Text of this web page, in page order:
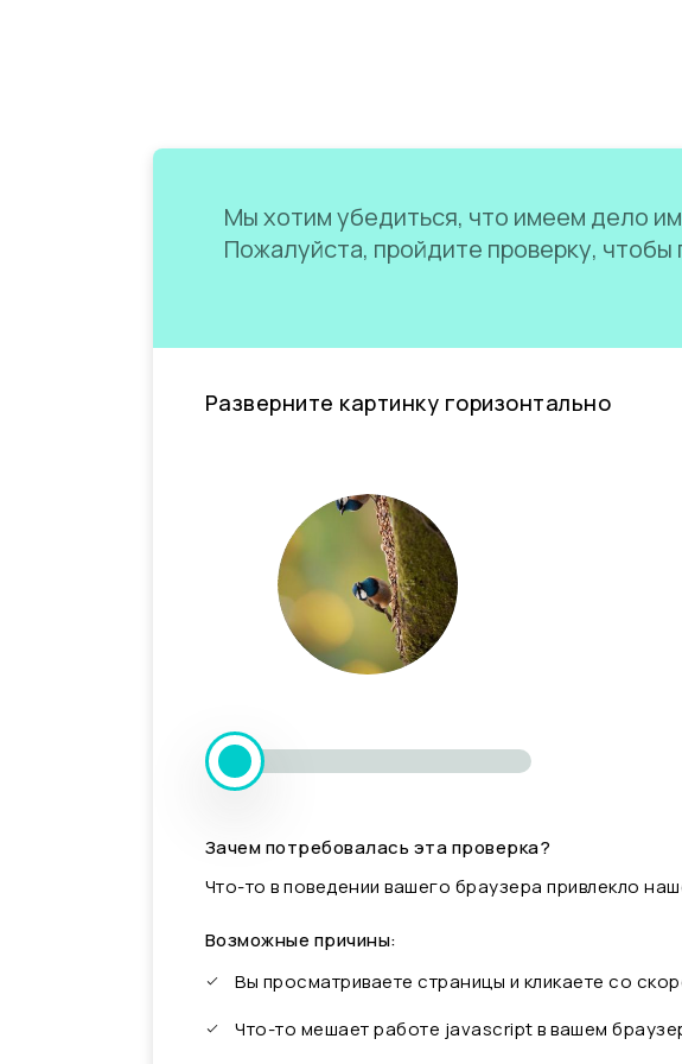
Мы хотим убедиться, что имеем дело
Пожалуйста, пройдите проверку, чтобы
Разверните картинку горизонтально
Зачем потребовалась эта проверка?
Что-то в поведении вашего браузера привлекло
Возможные причины:
Вы просматриваете страницы и кликаете со
Что-то мешает работе javascript в вашем